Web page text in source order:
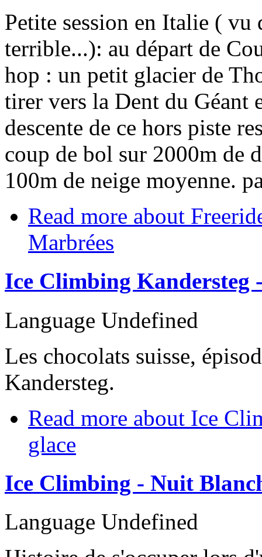
Petite session en Italie ( vu
terrible...): au départ de
hop : un petit glacier de
tirer vers la Dent du Géant
descente de ce hors piste
coup de bol sur 2000m de
100m de neige moyenne.
Read more about
Marbrées
Ice Climbing Kandersteg
Language Undefined
Les chocolats suisse,
Kandersteg.
Read more about Ice
glace
Ice Climbing - Nuit
Language Undefined